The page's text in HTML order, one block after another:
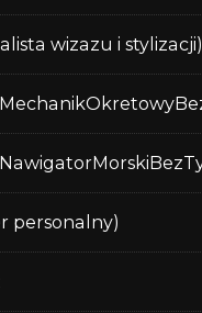
wizazu i stylizacji)
personalny)